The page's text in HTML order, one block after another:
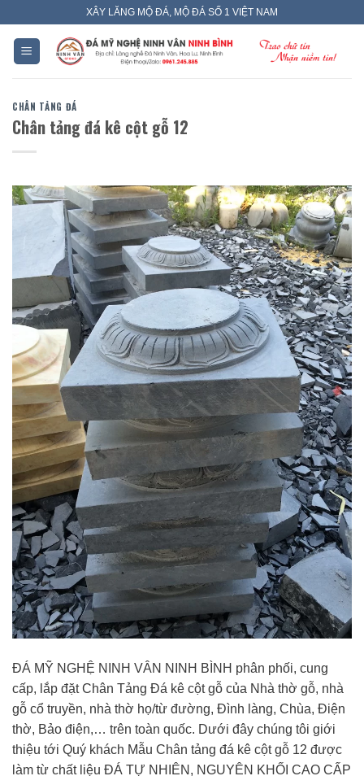
content
XÂY LĂNG MỘ ĐÁ, MỘ ĐÁ SỐ 1 VIỆT NAM
CHÂN TẢNG ĐÁ
Chân tảng đá kê cột gỗ 12
ĐÁ MỸ NGHỆ NINH VÂN NINH BÌNH phân phối, cung
cấp, lắp đặt Chân Tảng Đá kê cột gỗ của Nhà thờ gỗ, nhà
gỗ cổ truyền, nhà thờ họ/từ đường, Đình làng, Chùa, Điện
thờ, Bảo điện,… trên toàn quốc. Dưới đây chúng tôi giới
thiệu tới Quý khách Mẫu Chân tảng đá kê cột gỗ 12 được
làm từ chất liệu ĐÁ TỰ NHIÊN, NGUYÊN KHỐI CAO CẤP